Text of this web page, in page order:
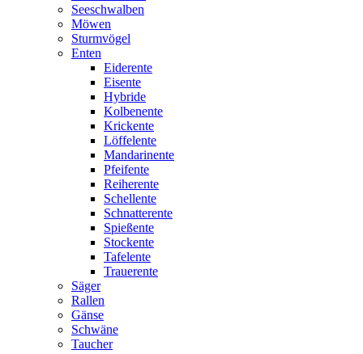
Seeschwalben
Möwen
Sturmvögel
Enten
Eiderente
Eisente
Hybride
Kolbenente
Krickente
Löffelente
Mandarinente
Pfeifente
Reiherente
Schellente
Schnatterente
Spießente
Stockente
Tafelente
Trauerente
Säger
Rallen
Gänse
Schwäne
Taucher